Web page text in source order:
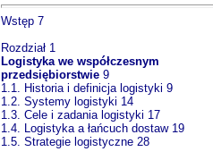
Wstęp 7
Rozdział 1
Logistyka we współczesnym
przedsiębiorstwie 9
1.1. Historia i definicja logistyki 9
1.2. Systemy logistyki 14
1.3. Cele i zadania logistyki 17
1.4. Logistyka a łańcuch dostaw 19
1.5. Strategie logistyczne 28